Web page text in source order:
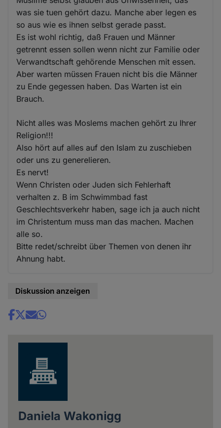
was sie tuen gehört dazu. Manche aber legen es
so aus wie es ihnen selbst gerade passt.
Es ist wohl richtig, daß Frauen und Männer
getrennt essen sollen wenn nicht zur Familie oder
Verwandtschaft gehörende Menschen mit essen.
Aber warten müssen Frauen nicht bis die Männer
zu Ende gegessen haben. Das Warten ist ein
Brauch.
Nicht alles was Moslems machen gehört zu Ihrer
Religion!!!
Also hört auf alles auf den Islam zu zuschieben
oder uns zu generelieren.
Es nervt!
Wenn Christen oder Juden sich Fehlerhaft
verhalten z. B im Schwimmbad fast
Geschlechtsverkehr haben, sage ich ja auch nicht
im Christentum muss man das machen. Machen
alle so.
Bitte redet/schreibt über Themen von denen ihr
Ahnung habt.
Diskussion anzeigen
Share
Daniela Wakonigg